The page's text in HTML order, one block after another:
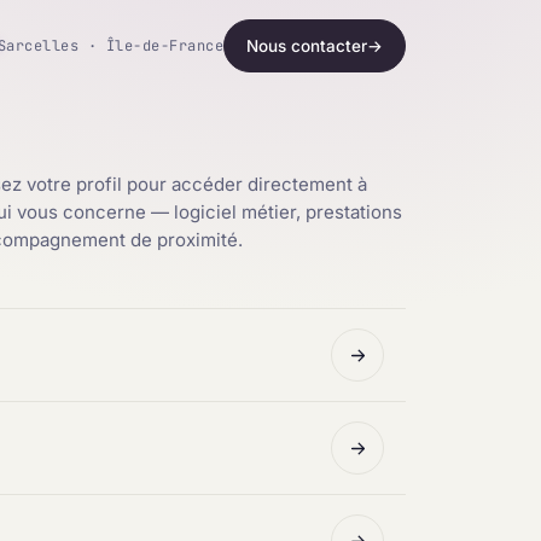
Sarcelles · Île-de-France Nous contacter→
votre profil pour accéder directement à
vous concerne — logiciel métier, prestations
de proximité.